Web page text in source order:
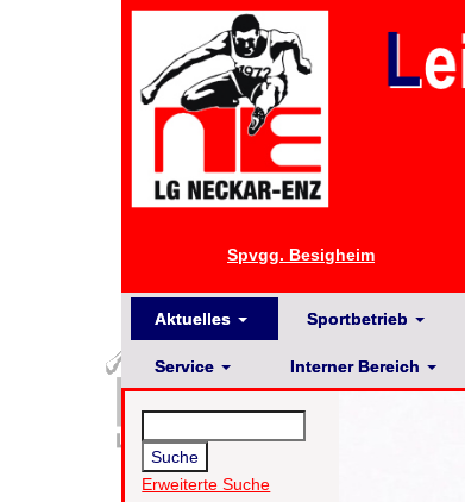
Spvgg. Besigheim
Aktuelles Sportbetrieb
Service Interner Bereich
Erweiterte Suche